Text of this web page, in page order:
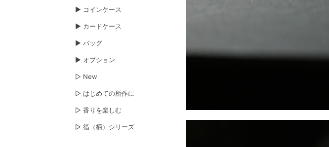
▶︎ コインケース
▶︎ カードケース
▶︎ バッグ
▶︎ オプション
▷ New
▷ はじめての所作に
▷ 香りを楽しむ
▷ 箔（柄）シリーズ